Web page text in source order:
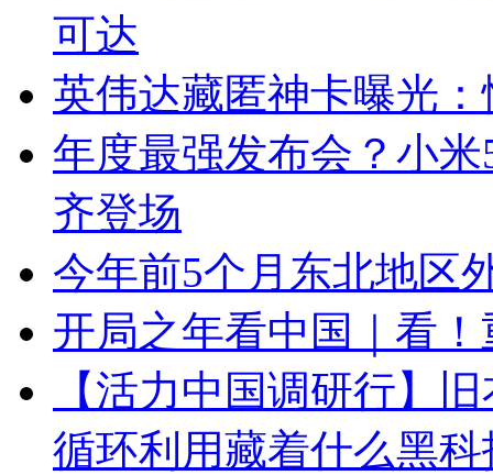
可达
英伟达藏匿神卡曝光
年度最强发布会？小
齐登场
今年前5个月东北地区
开局之年看中国｜看
【活力中国调研行】
循环利用藏着什么黑科